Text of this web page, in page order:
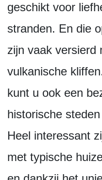
geschikt voor
stranden. En die
zijn vaak versierd
vulkanische
kunt u ook een
historische
Heel interessant
met typische